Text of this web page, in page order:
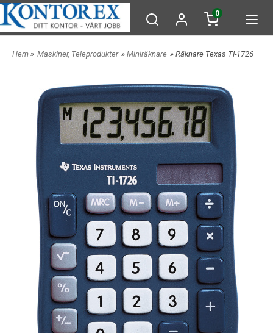
0
Hem » Maskiner, Teleprodukter » Miniräknare » Räknare Texas TI-1726